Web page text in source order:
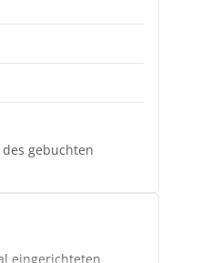
gebuchten
eingerichteten